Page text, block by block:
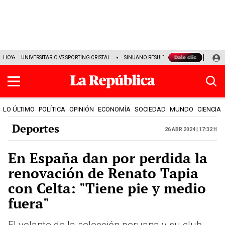
HOY UNIVERSITARIO VS SPORTING CRISTAL SINUANO RESULTADOS HOY CASO
LO ÚLTIMO POLÍTICA OPINIÓN ECONOMÍA SOCIEDAD MUNDO CIENCIA
Deportes 26 Abr 2024 | 17:32 h
En España dan por perdida la
renovación de Renato Tapia
con Celta: "Tiene pie y medio
fuera"